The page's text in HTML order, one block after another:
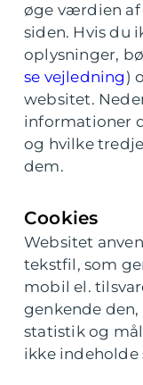
øge værdien af
siden. Hvis du
oplysninger,
se vejledning )
websitet.
informationer
og hvilke
dem.
Cookies
Websitet
tekstfil, som
mobil el.
genkende
statistik og
ikke indeholde